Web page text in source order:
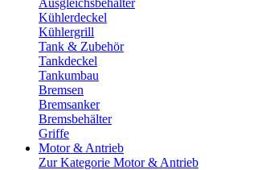
Ausgleichsbehälter
Kühlerdeckel
Kühlergrill
Tank & Zubehör
Tankdeckel
Tankumbau
Bremsen
Bremsanker
Bremsbehälter
Griffe
Motor & Antrieb
Zur Kategorie Motor & Antrieb